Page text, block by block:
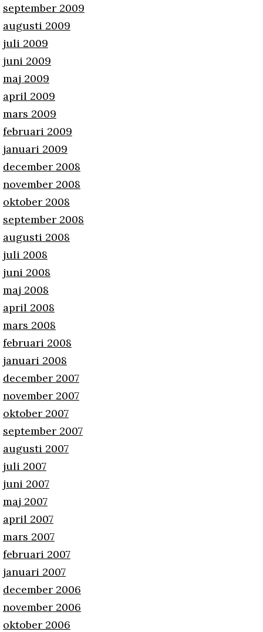
september 2009
augusti 2009
juli 2009
juni 2009
maj 2009
april 2009
mars 2009
februari 2009
januari 2009
december 2008
november 2008
oktober 2008
september 2008
augusti 2008
juli 2008
juni 2008
maj 2008
april 2008
mars 2008
februari 2008
januari 2008
december 2007
november 2007
oktober 2007
september 2007
augusti 2007
juli 2007
juni 2007
maj 2007
april 2007
mars 2007
februari 2007
januari 2007
december 2006
november 2006
oktober 2006